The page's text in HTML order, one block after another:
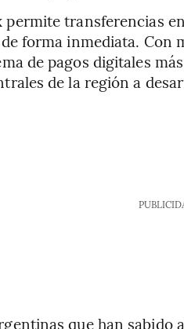
permite transferencias
forma inmediata. Con
de pagos digitales
de la región a
que han